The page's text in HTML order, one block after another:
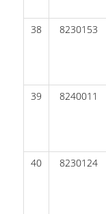
38 8230153
39 8240011
40 8230124